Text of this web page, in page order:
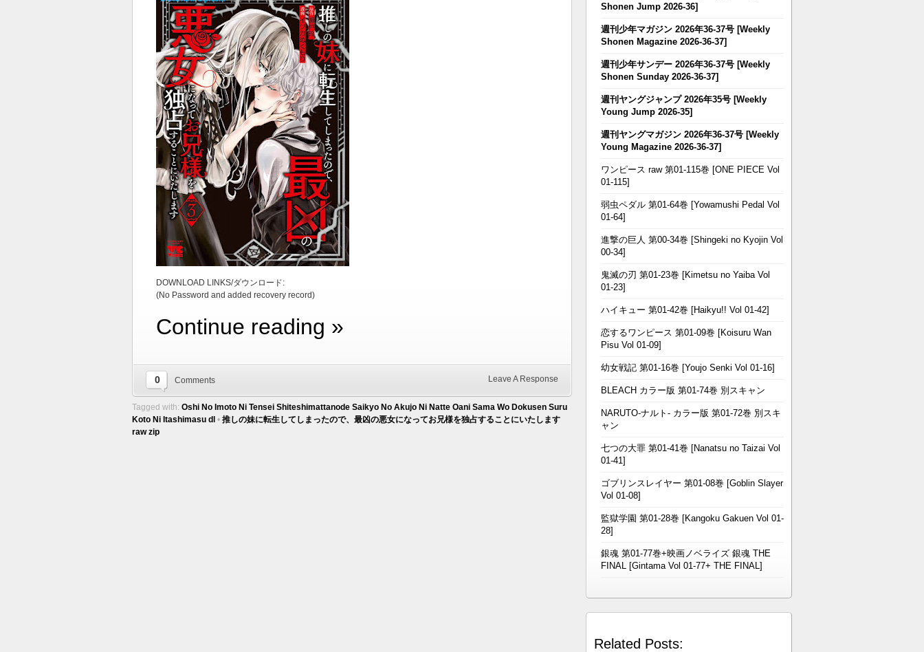
DOWNLOAD LINKS/ダウンロード:
(No Password and added recovery record)
Continue reading »
0 Comments Leave A Response
Tagged with: Oshi No Imoto Ni Tensei Shiteshimattanode Saikyo No Akujo Ni Natte Oani Sama Wo Dokusen Suru
Koto Ni Itashimasu dl • 推しの妹に転生してしまったので、最凶の悪女になってお兄様を独占することにいたします
raw zip
Shonen Jump 2026-36]
週刊少年マガジン 2026年36-37号 [Weekly
Shonen Magazine 2026-36-37]
週刊少年サンデー 2026年36-37号 [Weekly
Shonen Sunday 2026-36-37]
週刊ヤングジャンプ 2026年35号 [Weekly
Young Jump 2026-35]
週刊ヤングマガジン 2026年36-37号 [Weekly
Young Magazine 2026-36-37]
ワンピース raw 第01-115巻 [ONE PIECE Vol
01-115]
弱虫ペダル 第01-64巻 [Yowamushi Pedal Vol
01-64]
進撃の巨人 第00-34巻 [Shingeki no Kyojin Vol
00-34]
鬼滅の刃 第01-23巻 [Kimetsu no Yaiba Vol
01-23]
ハイキュー 第01-42巻 [Haikyu!! Vol 01-42]
恋するワンピース 第01-09巻 [Koisuru Wan
Pisu Vol 01-09]
幼女戦記 第01-16巻 [Youjo Senki Vol 01-16]
BLEACH カラー版 第01-74巻 別スキャン
NARUTO-ナルト- カラー版 第01-72巻 別スキ
ャン
七つの大罪 第01-41巻 [Nanatsu no Taizai Vol
01-41]
ゴブリンスレイヤー 第01-08巻 [Goblin Slayer
Vol 01-08]
監獄学園 第01-28巻 [Kangoku Gakuen Vol 01-
28]
銀魂 第01-77巻+映画ノベライズ 銀魂 THE
FINAL [Gintama Vol 01-77+ THE FINAL]
Related Posts: